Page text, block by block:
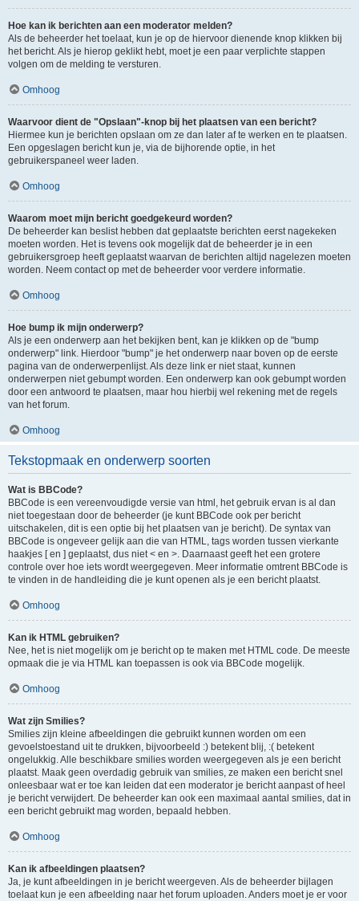
Hoe kan ik berichten aan een moderator melden?
Als de beheerder het toelaat, kun je op de hiervoor dienende knop klikken bij
het bericht. Als je hierop geklikt hebt, moet je een paar verplichte stappen
volgen om de melding te versturen.
Omhoog
Waarvoor dient de "Opslaan"-knop bij het plaatsen van een bericht?
Hiermee kun je berichten opslaan om ze dan later af te werken en te plaatsen.
Een opgeslagen bericht kun je, via de bijhorende optie, in het
gebruikerspaneel weer laden.
Omhoog
Waarom moet mijn bericht goedgekeurd worden?
De beheerder kan beslist hebben dat geplaatste berichten eerst nagekeken
moeten worden. Het is tevens ook mogelijk dat de beheerder je in een
gebruikersgroep heeft geplaatst waarvan de berichten altijd nagelezen moeten
worden. Neem contact op met de beheerder voor verdere informatie.
Omhoog
Hoe bump ik mijn onderwerp?
Als je een onderwerp aan het bekijken bent, kan je klikken op de "bump
onderwerp" link. Hierdoor "bump" je het onderwerp naar boven op de eerste
pagina van de onderwerpenlijst. Als deze link er niet staat, kunnen
onderwerpen niet gebumpt worden. Een onderwerp kan ook gebumpt worden
door een antwoord te plaatsen, maar hou hierbij wel rekening met de regels
van het forum.
Omhoog
Tekstopmaak en onderwerp soorten
Wat is BBCode?
BBCode is een vereenvoudigde versie van html, het gebruik ervan is al dan
niet toegestaan door de beheerder (je kunt BBCode ook per bericht
uitschakelen, dit is een optie bij het plaatsen van je bericht). De syntax van
BBCode is ongeveer gelijk aan die van HTML, tags worden tussen vierkante
haakjes [ en ] geplaatst, dus niet < en >. Daarnaast geeft het een grotere
controle over hoe iets wordt weergegeven. Meer informatie omtrent BBCode is
te vinden in de handleiding die je kunt openen als je een bericht plaatst.
Omhoog
Kan ik HTML gebruiken?
Nee, het is niet mogelijk om je bericht op te maken met HTML code. De meeste
opmaak die je via HTML kan toepassen is ook via BBCode mogelijk.
Omhoog
Wat zijn Smilies?
Smilies zijn kleine afbeeldingen die gebruikt kunnen worden om een
gevoelstoestand uit te drukken, bijvoorbeeld :) betekent blij, :( betekent
ongelukkig. Alle beschikbare smilies worden weergegeven als je een bericht
plaatst. Maak geen overdadig gebruik van smilies, ze maken een bericht snel
onleesbaar wat er toe kan leiden dat een moderator je bericht aanpast of heel
je bericht verwijdert. De beheerder kan ook een maximaal aantal smilies, dat in
een bericht gebruikt mag worden, bepaald hebben.
Omhoog
Kan ik afbeeldingen plaatsen?
Ja, je kunt afbeeldingen in je bericht weergeven. Als de beheerder bijlagen
toelaat kun je een afbeelding naar het forum uploaden. Anders moet je er voor